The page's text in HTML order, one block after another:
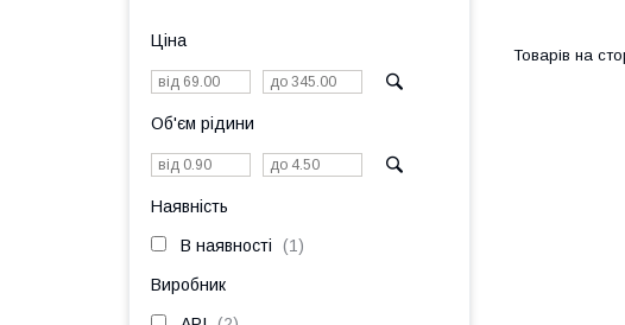
Ціна
Об'єм рідини
Наявність
В наявності 1
Виробник